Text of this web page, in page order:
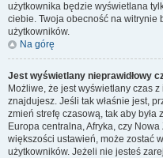
użytkownika będzie wyświetlana
ciebie. Twoja obecność na witrynie
użytkowników.
Na górę
Jest wyświetlany nieprawidłowy
Możliwe, że jest wyświetlany czas
znajdujesz. Jeśli tak właśnie jest,
zmień strefę czasową, tak aby
Europa centralna, Afryka, czy
większości ustawień, może zostać
użytkowników. Jeżeli nie jesteś